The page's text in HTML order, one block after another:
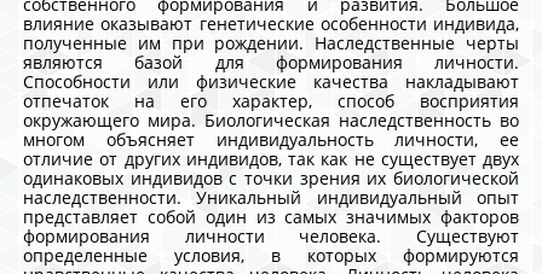
собственного формирования и развития. Большое
влияние оказывают генетические особенности индивида,
полученные им при рождении. Наследственные черты
являются базой для формирования личности.
Способности или физические качества накладывают
отпечаток на его характер, способ восприятия
окружающего мира. Биологическая наследственность во
многом объясняет индивидуальность личности, ее
отличие от других индивидов, так как не существует двух
одинаковых индивидов с точки зрения их биологической
наследственности. Уникальный индивидуальный опыт
представляет собой один из самых значимых факторов
формирования личности человека. Существуют
определенные условия, в которых формируются